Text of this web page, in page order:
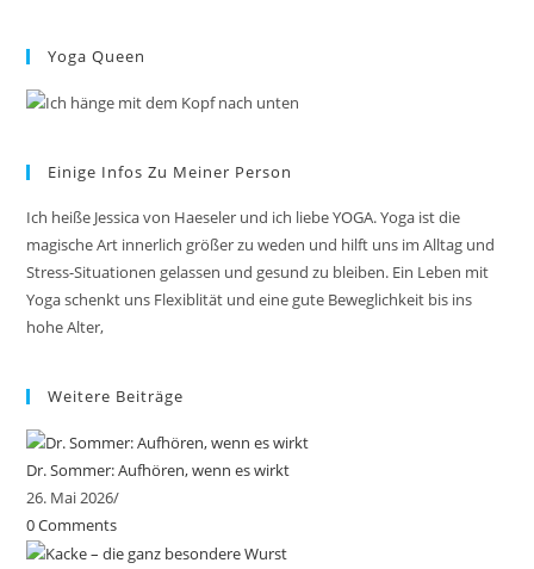
Warum
Jung
Yoga Queen
Einige Infos Zu Meiner Person
Ich heiße Jessica von Haeseler und ich liebe YOGA. Yoga ist die
magische Art innerlich größer zu weden und hilft uns im Alltag und
Stress-Situationen gelassen und gesund zu bleiben. Ein Leben mit
Yoga schenkt uns Flexiblität und eine gute Beweglichkeit bis ins
hohe Alter,
Weitere Beiträge
Dr. Sommer: Aufhören, wenn es wirkt
26. Mai 2026/
0 Comments